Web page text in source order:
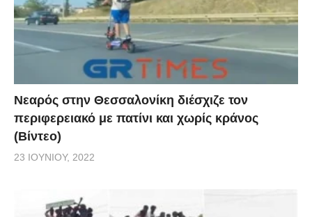
Νεαρός στην Θεσσαλονίκη διέσχιζε τον
περιφερειακό με πατίνι και χωρίς κράνος
(Βίντεο)
23 ΙΟΥΝΊΟΥ, 2022